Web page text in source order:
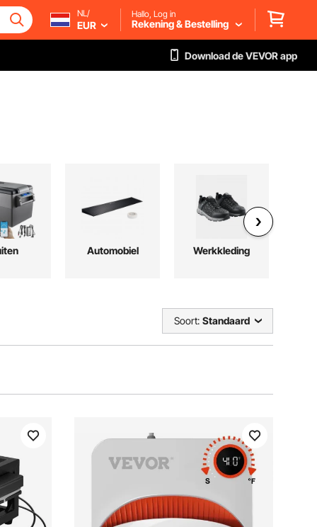
NL/
EUR
Hallo, Log in
Rekening & Bestelling
Download de VEVOR app
Automobiel Werkkleding
Soort: Standaard